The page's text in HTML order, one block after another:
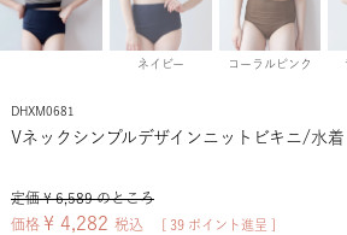
ネイビー コーラルピンク
DHXM0681
Vネックシンプルデザインニットビキニ/水着
定価 ¥ 6,589 のところ
価格 ¥ 4,282 税込 39 ポイント進呈 ]